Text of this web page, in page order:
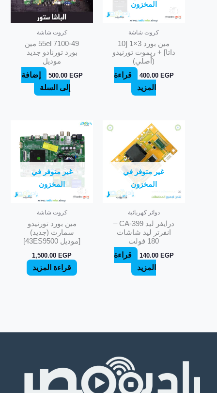
المخزون
كروت شاشة
مين بورد 3×1 [10
داتا] + ريموت تورنيدو
(أصلي)
400.00 EGP
قراءة
المزيد
كروت شاشة
55el 7100-49 مين
بورد تورنادو جديد
موديل
500.00 EGP
إضافة
إلى السلة
غير متوفر في
المخزون
دوائر كهربائية
درايفر ليد CA-399 –
انفرتر ليد شاشات
180 فولت
140.00 EGP
قراءة
المزيد
غير متوفر في
المخزون
كروت شاشة
مين بورد تورنيدو
سمارت (جديد)
[موديل 43ES9500]
1,500.00 EGP
قراءة المزيد